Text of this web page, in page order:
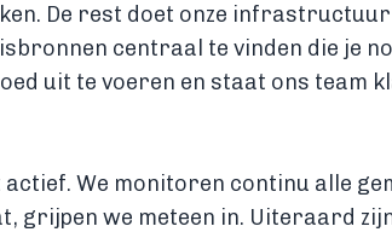
De rest doet onze
centraal te vinden die je
uit te voeren en staat ons team
We monitoren continu alle
grijpen we meteen in. Uiteraard